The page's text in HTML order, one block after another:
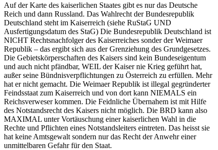
Auf der Karte des kaiserlichen Staates gibt es nur das Deutsche
Reich und dann Russland. Das Wahlrecht der Bundesrepublik
Deutschland steht im Kaiserreich (siehe RuStaG UND
Ausfertigungsdatum des StaG) Die Bundesrepublik Deutschland ist
NICHT Rechtsnachfolger des Kaiserreiches sonder der Weimaer
Republik – das ergibt sich aus der Grenziehung des Grundgesetzes.
Die Gebietskörperschaften des Kaisers sind kein Bundeseigentum
und auch nicht pfändbar, WEIL der Kaiser nie Krieg geführt hat,
außer seine Bündnisverpflichtungen zu Österreich zu erfüllen. Mehr
hat er nicht gemacht. Die Weimaer Republik ist illegal gegründerter
Feindsstaat zum Kaiserreich und von dort kann NIEMALS ein
Reichsverweser kommen. Die Feidnliche Übernahem ist mit Hilfe
des Notstandsrecht des Kaisers nicht möglich. Die BRD kann also
MAXIMAL unter Vortäuschung einer kaiserlichen Wahl in die
Rechte und Pflichten eines Notstandsleiters eintreten. Das heisst sie
hat keine Amtsgewalt sondern nur das Recht der Anwehr einer
unmittelbaren Gefahr für den Staat.